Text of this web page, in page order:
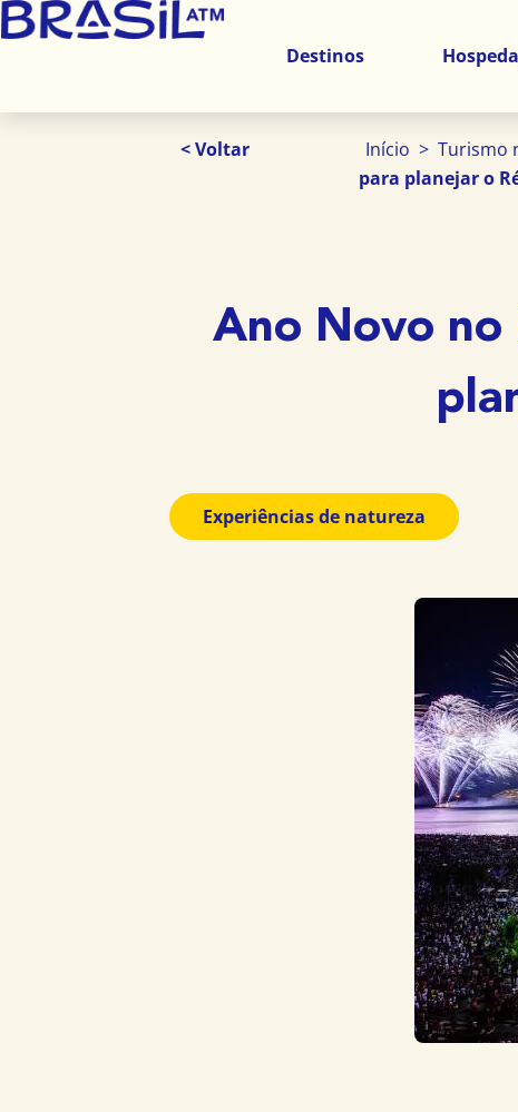
Ir
para
Destinos
< Voltar Início > Turismo
para planejar o
Ano Novo no
Experiências de natureza